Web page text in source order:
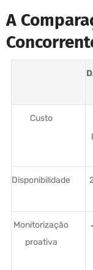
A
Custo
Disponibilidade
Monitorização
proativa